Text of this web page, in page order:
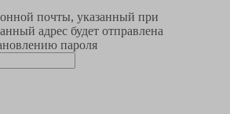
почты, указанный при
адрес будет отправлена
пароля